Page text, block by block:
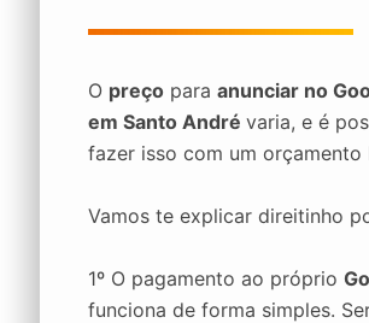
O preço para anunciar no
em Santo André varia, e é
fazer isso com um orçamento
Vamos te explicar direitinho
1º O pagamento ao próprio
funciona de forma simples.